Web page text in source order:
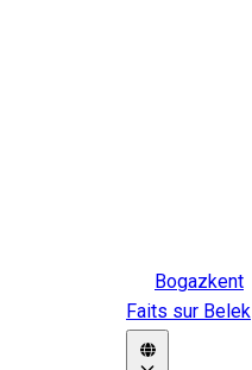
Bogazkent
Faits sur Belek